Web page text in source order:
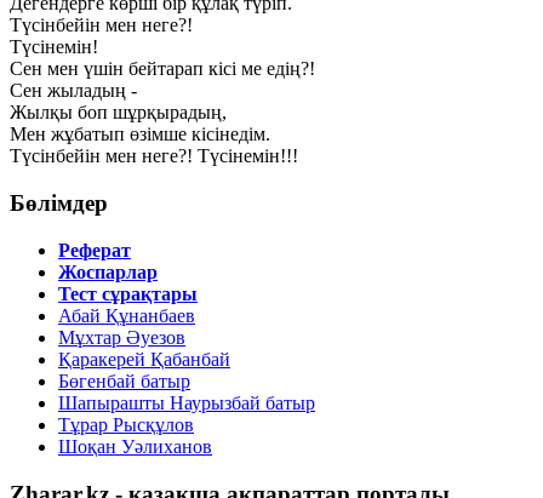
Түсінбейін мен неге?!
Түсінемін!
Сен мен үшін бейтарап кісі ме едің?!
Сен жыладың -
Жылқы боп шұрқырадың,
Мен жұбатып өзімше кісінедім.
Түсінбейін мен неге?! Түсінемін!!!
Бөлімдер
Реферат
Жоспарлар
Тест сұрақтары
Абай Құнанбаев
Мұхтар Әуезов
Қаракерей Қабанбай
Бөгенбай батыр
Шапырашты Наурызбай батыр
Тұрар Рысқұлов
Шоқан Уәлиханов